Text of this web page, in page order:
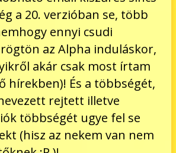
a 20. verzióban se, több
ennyi csudi
az Alpha induláskor,
akár csak most írtam
hírekben)! És a többségét,
rejtett illetve
többségét ugye fel se
(hisz az nekem van nem